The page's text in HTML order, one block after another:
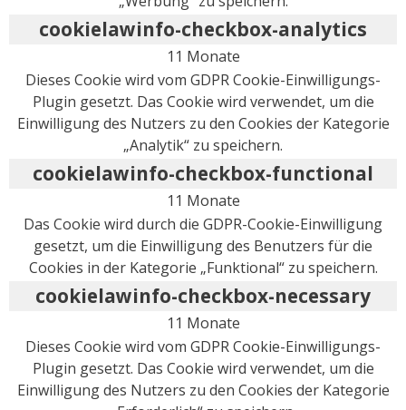
cookielawinfo-checkbox-analytics
11 Monate
Dieses Cookie wird vom GDPR Cookie-Einwilligungs-
Plugin gesetzt. Das Cookie wird verwendet, um die
Einwilligung des Nutzers zu den Cookies der Kategorie
„Analytik“ zu speichern.
cookielawinfo-checkbox-functional
11 Monate
Das Cookie wird durch die GDPR-Cookie-Einwilligung
gesetzt, um die Einwilligung des Benutzers für die
Cookies in der Kategorie „Funktional“ zu speichern.
cookielawinfo-checkbox-necessary
11 Monate
Dieses Cookie wird vom GDPR Cookie-Einwilligungs-
Plugin gesetzt. Das Cookie wird verwendet, um die
Einwilligung des Nutzers zu den Cookies der Kategorie